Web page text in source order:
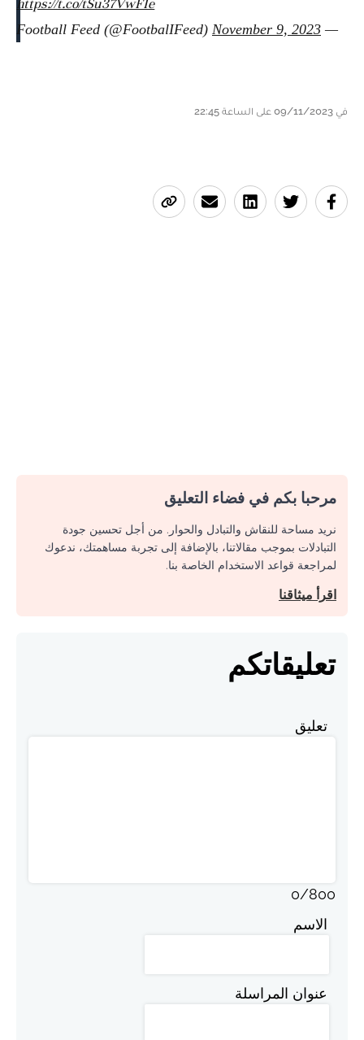
https://t.co/tSu37VwFIe
— Football Feed (@FootbalIFeed)
November 9, 2023
في 09/11/2023 على الساعة 22:45
مرحبا بكم في فضاء التعليق
نريد مساحة للنقاش والتبادل والحوار. من أجل تحسين جودة
التبادلات بموجب مقالاتنا، بالإضافة إلى تجربة مساهمتك، ندعوك
لمراجعة قواعد الاستخدام الخاصة بنا.
اقرأ ميثاقنا
تعليقاتكم
تعليق
0/800
الاسم
عنوان المراسلة